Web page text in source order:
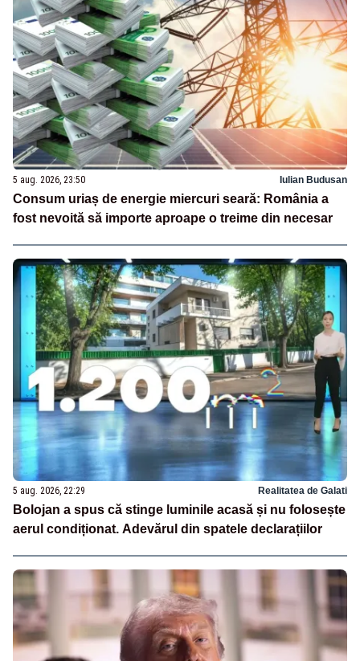
5 aug. 2026, 23:50 Iulian Budusan
Consum uriaș de energie miercuri seară: România a
fost nevoită să importe aproape o treime din necesar
5 aug. 2026, 22:29 Realitatea de Galati
Bolojan a spus că stinge luminile acasă și nu folosește
aerul condiționat. Adevărul din spatele declarațiilor